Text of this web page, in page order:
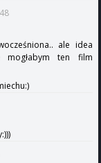
ale idea
mogłabym ten film